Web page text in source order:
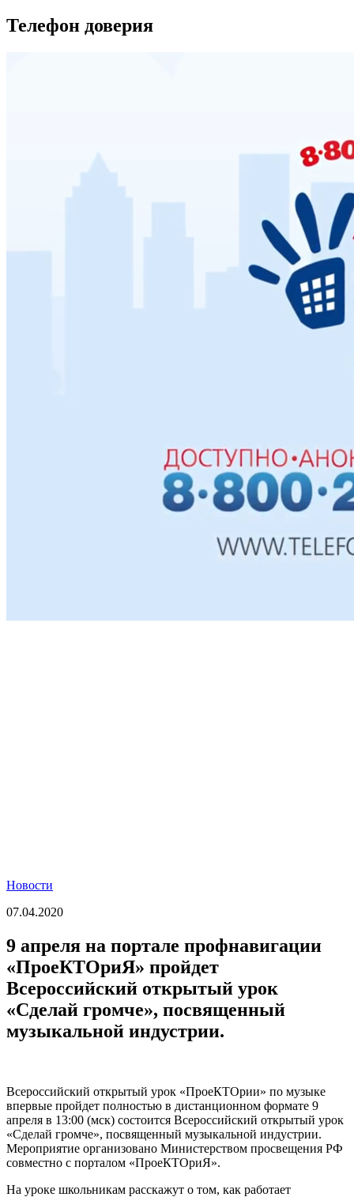
Телефон доверия
Новости
07.04.2020
9 апреля на портале профнавигации
«ПроеКТОриЯ» пройдет
Всероссийский открытый урок
«Сделай громче», посвященный
музыкальной индустрии.
Всероссийский открытый урок «ПроеКТОрии» по музыке
впервые пройдет полностью в дистанционном формате 9
апреля в 13:00 (мск) состоится Всероссийский открытый урок
«Сделай громче», посвященный музыкальной индустрии.
Мероприятие организовано Министерством просвещения РФ
совместно с порталом «ПроеКТОриЯ».
На уроке школьникам расскажут о том, как работает